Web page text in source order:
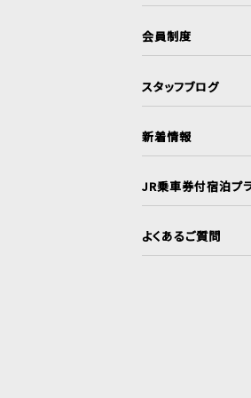
会員制度
スタッフブログ
新着情報
JR乗車券付宿泊プ
よくあるご質問